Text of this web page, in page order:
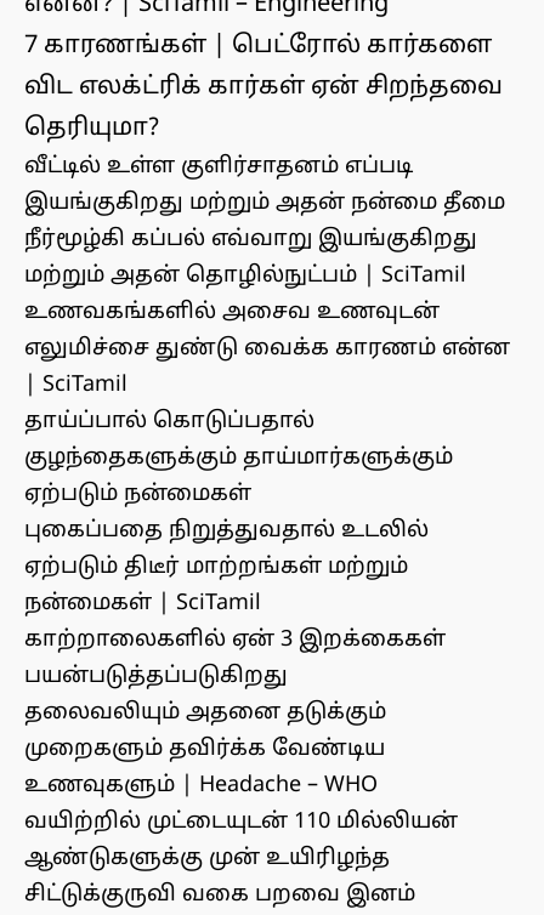
7 காரணங்கள் | பெட்ரோல் கார்களை
விட எலக்ட்ரிக் கார்கள் ஏன் சிறந்தவை
தெரியுமா?
வீட்டில் உள்ள குளிர்சாதனம் எப்படி
இயங்குகிறது மற்றும் அதன் நன்மை தீமை
நீர்மூழ்கி கப்பல் எவ்வாறு இயங்குகிறது
மற்றும் அதன் தொழில்நுட்பம் | SciTamil
உணவகங்களில் அசைவ உணவுடன்
எலுமிச்சை துண்டு வைக்க காரணம் என்ன
| SciTamil
தாய்ப்பால் கொடுப்பதால்
குழந்தைகளுக்கும் தாய்மார்களுக்கும்
ஏற்படும் நன்மைகள்
புகைப்பதை நிறுத்துவதால் உடலில்
ஏற்படும் திடீர் மாற்றங்கள் மற்றும்
நன்மைகள் | SciTamil
காற்றாலைகளில் ஏன் 3 இறக்கைகள்
பயன்படுத்தப்படுகிறது
தலைவலியும் அதனை தடுக்கும்
முறைகளும் தவிர்க்க வேண்டிய
உணவுகளும் | Headache – WHO
வயிற்றில் முட்டையுடன் 110 மில்லியன்
ஆண்டுகளுக்கு முன் உயிரிழந்த
சிட்டுக்குருவி வகை பறவை இனம்